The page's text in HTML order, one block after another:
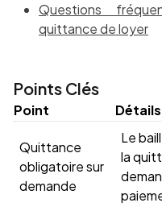
Questions
quittance de loyer
Points Clés
Point Détails
Quittance
obligatoire sur
demande
Le
la